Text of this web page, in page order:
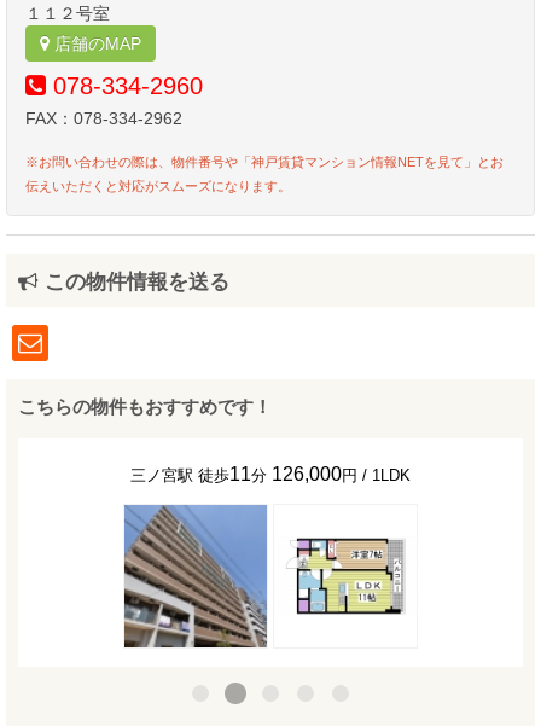
１１２号室
店舗のMAP
078-334-2960
FAX：078-334-2962
※お問い合わせの際は、物件番号や「神戸賃貸マンション情報NETを見て」とお
伝えいただくと対応がスムーズになります。
この物件情報を送る
こちらの物件もおすすめです！
三ノ宮駅 徒歩11分 126,000円 / 1LDK